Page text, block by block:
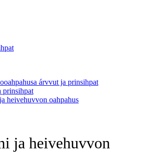
árvvut ja prinsihpat
prinsihpat
heivehuvvon oahpahus
ja heivehuvvon